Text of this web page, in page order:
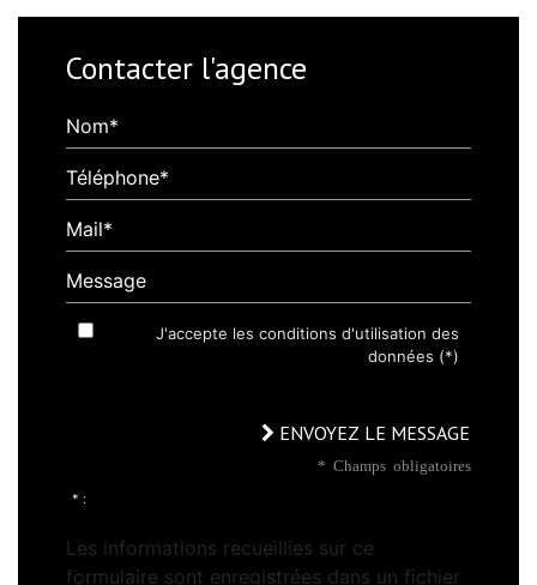
Contacter l'agence
Nom*
Téléphone*
Mail*
Message
J'accepte les conditions d'utilisation des
données (*)
ENVOYEZ LE MESSAGE
* Champs obligatoires
* :
Les informations recueillies sur ce
formulaire sont enregistrées dans un fichier